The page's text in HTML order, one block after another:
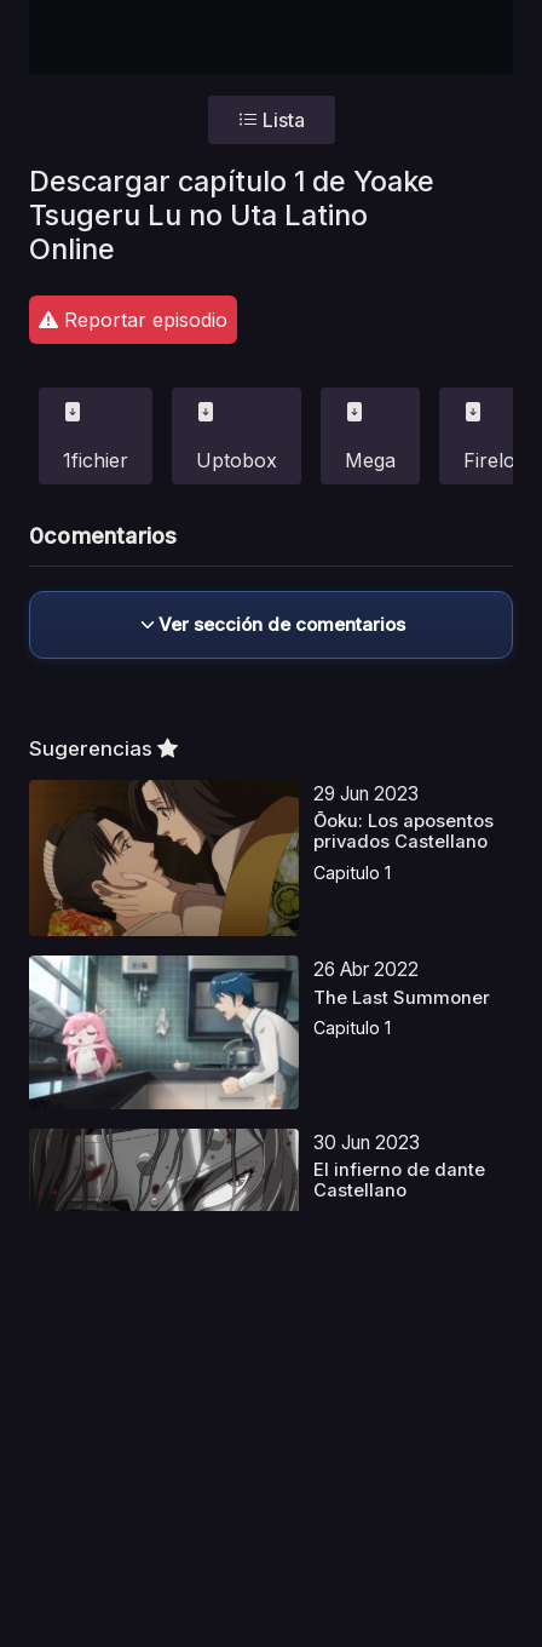
Lista
Descargar capítulo 1 de Yoake
Tsugeru Lu no Uta Latino
Online
Reportar episodio
1fichier Uptobox Mega Fireload
0comentarios
Ver sección de comentarios
Sugerencias
29 Jun 2023
Ōoku: Los aposentos
privados Castellano
Capitulo 1
26 Abr 2022
The Last Summoner
Capitulo 1
30 Jun 2023
El infierno de dante
Castellano